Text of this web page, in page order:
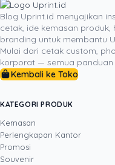
akan semakin sulit
Itulah beberapa jenis
perlu mengurangi
berkontribusi dalam
kelangsungan hidup
Temukan Inspirasi
DITULIS OLEH
Blog Uprint.id menyajikan
cetak, ide kemasan
branding untuk membantu
Mulai dari cetak custom,
korporat — semua
Kembali ke Toko
KATEGORI PRODUK
Kemasan
Perlengkapan Kantor
Promosi
Souvenir